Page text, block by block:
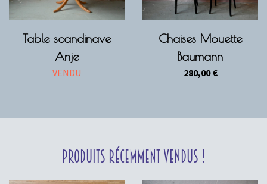
Table scandinave
Anje
VENDU
Chaises Mouette
Baumann
280,00€
Produits récemment vendus !